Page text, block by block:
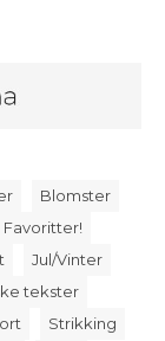
Blomster
Favoritter!
Jul/Vinter
tekster
Strikking